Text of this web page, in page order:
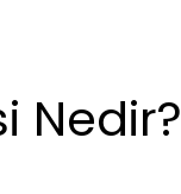
Nedir?